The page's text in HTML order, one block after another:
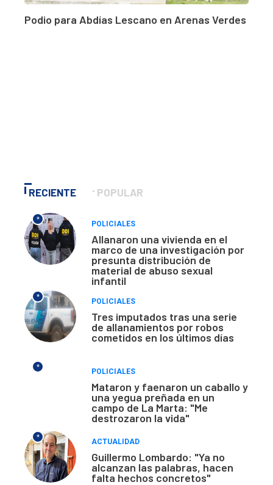
Podio para Abdías Lescano en Arenas Verdes
RECIENTE POPULAR
*
POLICIALES
Allanaron una vivienda en el
marco de una investigación por
presunta distribución de
material de abuso sexual
infantil
*
POLICIALES
Tres imputados tras una serie
de allanamientos por robos
cometidos en los últimos días
*
POLICIALES
Mataron y faenaron un caballo y
una yegua preñada en un
campo de La Marta: "Me
destrozaron la vida"
*
ACTUALIDAD
Guillermo Lombardo: "Ya no
alcanzan las palabras, hacen
falta hechos concretos"